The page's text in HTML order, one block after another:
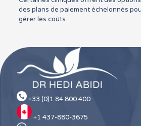
des plans de paiement échelonnés
gérer les coûts.
+33 (0)1 84 800 400
+1 437-880-3675